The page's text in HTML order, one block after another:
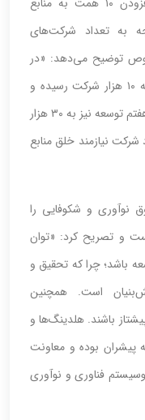
به تعداد شرکت‌های
توضیح می‌دهد: «در
حال حاضر تعداد شرکت‌های دانش‌بنیان به ۱۰ هزار شرکت رسیده و
قرار است این تعداد شرکت تا پایان برنامه هفتم توسعه نیز به ۳۰ هزار
نیازمند خلق منابع
نوآوری و شکوفایی را
و تصریح کرد: «توان
باشد؛ چرا که تحقیق و
است. همچنین
باشند. هلدینگ‌ها و
بوده و معاونت
فناوری و نوآوری